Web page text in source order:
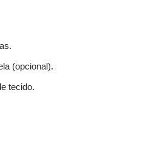
(opcional).
tecido.